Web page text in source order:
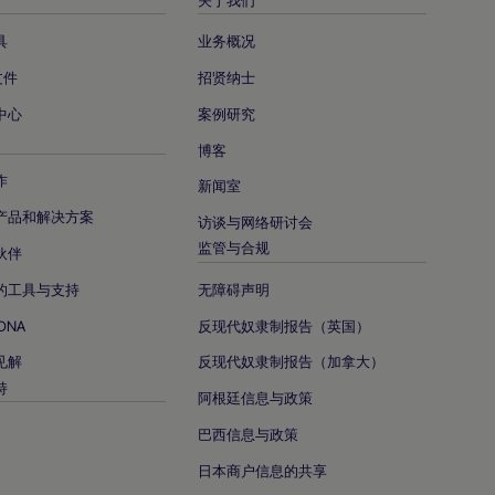
件
心
品和解决方案
伴
工具与支持
解
业务概况
招贤纳士
案例研究
博客
新闻室
访谈与网络研讨会
监管与合规
无障碍声明
反现代奴隶制报告（英国）
反现代奴隶制报告（加拿大）
阿根廷信息与政策
巴西信息与政策
日本商户信息的共享